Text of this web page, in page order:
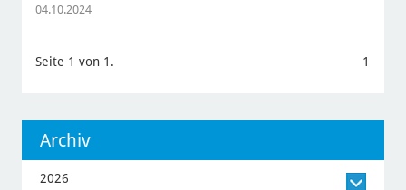
04.10.2024
Seite 1 von 1. 1
Archiv
2026